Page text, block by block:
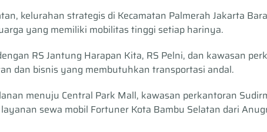
kelurahan strategis di Kecamatan Palmerah Jakarta
yang memiliki mobilitas tinggi setiap harinya.
RS Jantung Harapan Kita, RS Pelni, dan kawasan
dan bisnis yang membutuhkan transportasi andal.
menuju Central Park Mall, kawasan perkantoran
sewa mobil Fortuner Kota Bambu Selatan dari